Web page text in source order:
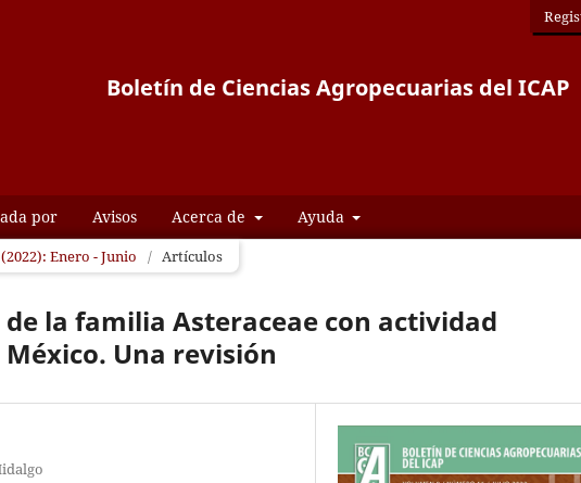
Boletín de Ciencias Agropecuarias del ICAP
por Avisos Acerca de Ayuda
Enero - Junio / Artículos
la familia Asteraceae con actividad
Una revisión